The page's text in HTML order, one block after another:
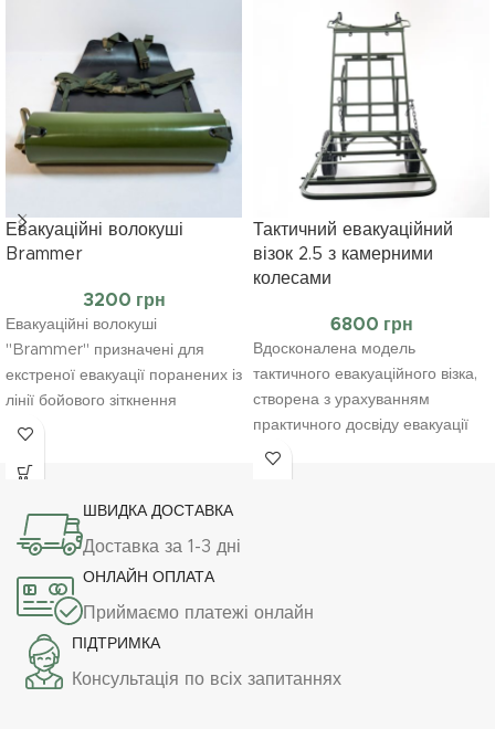
Евакуаційні волокуші
Brammer
3200 грн
Евакуаційні волокуші
"Brammer" призначені для
екстреної евакуації поранених із
лінії бойового зіткнення
методом волочіння. Конструкція
однією особою, що особливо
критично в умовах інтенсивного
бою чи обмеженого часу.
Тактичний евакуаційний
візок 2.5 з камерними
колесами
6800 грн
Вдосконалена модель
тактичного евакуаційного візка,
створена з урахуванням
практичного досвіду евакуації
поранених у зоні бойових дій і
медичної допомоги.
ШВИДКА ДОСТАВКА
Доставка за 1-3 дні
ОНЛАЙН ОПЛАТА
Приймаємо платежі онлайн
ПІДТРИМКА
Консультація по всіх запитаннях